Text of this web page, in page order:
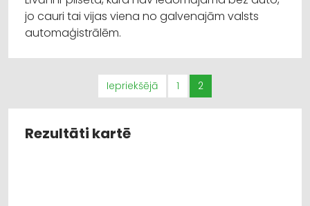
jo cauri tai vijas viena no galvenajām valsts
automaģistrālēm.
Iepriekšējā 1 2
Rezultāti kartē